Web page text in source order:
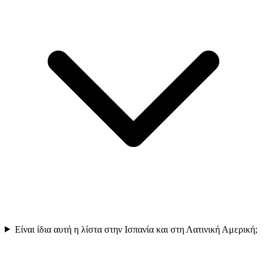
Είναι ίδια αυτή η λίστα στην Ισπανία και στη Λατινική Αμερική;